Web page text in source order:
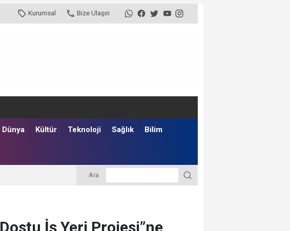
Kurumsal Bize Ulaşın
Dünya Kültür Teknoloji Sağlık Bilim
Ara
İş Yeri Projesi”ne